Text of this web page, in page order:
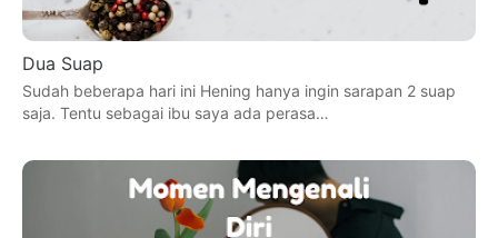
Dua Suap
Sudah beberapa hari ini Hening hanya ingin sarapan 2 suap
saja. Tentu sebagai ibu saya ada perasa…